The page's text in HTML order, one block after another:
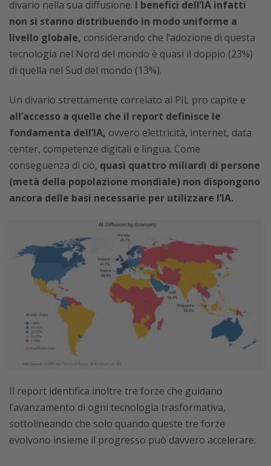
divario nella sua diffusione. I benefici dell’IA infatti
non si stanno distribuendo in modo uniforme a
livello globale, considerando che l’adozione di questa
tecnologia nel Nord del mondo è quasi il doppio (23%)
di quella nel Sud del mondo (13%).
Un divario strettamente correlato al PIL pro capite e
all’accesso a quelle che il report definisce le
fondamenta dell’IA, ovvero elettricità, internet, data
center, competenze digitali e lingua. Come
conseguenza di ciò, quasi quattro miliardi di persone
(metà della popolazione mondiale) non dispongono
ancora delle basi necessarie per utilizzare l’IA.
Il report identifica inoltre tre forze che guidano
l’avanzamento di ogni tecnologia trasformativa,
sottolineando che solo quando queste tre forze
evolvono insieme il progresso può davvero accelerare: